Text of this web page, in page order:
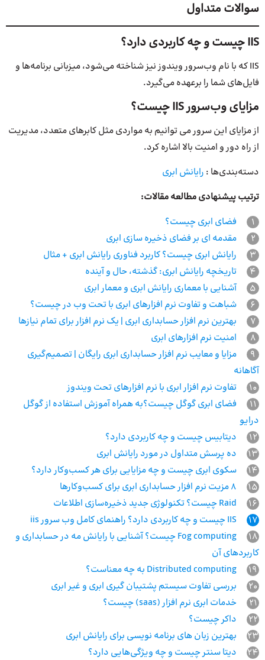
سوالات متداول
IIS چیست و چه کاربردی دارد؟
IIS که با نام وب‌سرور ویندوز نیز شناخته می‌شود، میزبانی برنامه‌ها و
فایل‌های شما را بر‌عهده می‌گیرد.
مزایای وب‌سرور IIS چیست؟
از مزایای این سرور می توانیم به مواردی مثل کابرهای متعدد، مدیریت
از راه دور و امنیت بالا اشاره کرد.
دسته‌بندی‌ها : رایانش ابری
ترتیب پیشنهادی مطالعه مقالات:
1
فضای ابری چیست؟
2
مقدمه ای بر فضای ذخیره سازی ابری
3
رایانش ابری چیست؟ کاربرد فناوری رایانش ابری + مثال
4
تاریخچه رایانش ابری: گذشته، حال و آینده
5
آشنایی با معماری رایانش ابری و معمار ابری
6
شباهت و تفاوت نرم افزارهای ابری با تحت وب در چیست؟
7
بهترین نرم افزار حسابداری ابری | یک نرم افزار برای تمام نیازها
8
امنیت نرم‌ افزارهای ابری
9
مزایا و معایب نرم افزار حسابداری ابری رایگان | تصمیم‌گیری
آگاهانه
10
تفاوت نرم‌ افزار ابری با نرم‌ افزارهای تحت ویندوز
11
فضای ابری گوگل چیست؟به همراه آموزش استفاده از گوگل
درایو
12
دیتابیس چیست و چه کاربردی دارد؟
13
ده پرسش متداول در مورد رایانش ابری
14
سکوی ابری چیست و چه مزایایی برای هر کسب‌و‌کار دارد؟
15
16
17
18
Fog computing چیست؟ آشنایی با رایانش مه در حسابداری و
کاربردهای آن
19
20
بررسی تفاوت سیستم پشتیبان ‌گیری ابری و غیر ابری
21
خدمات ابری نرم افزار (saas) چیست؟
22
داکر چیست؟
23
بهترین زبان های برنامه نویسی برای رایانش ابری
24
دیتا سنتر چیست و چه ویژگی‌هایی دارد؟